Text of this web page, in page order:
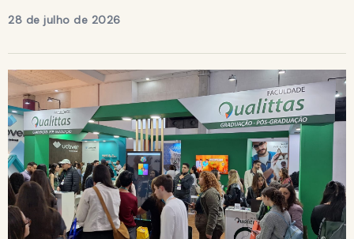
28 de julho de 2026